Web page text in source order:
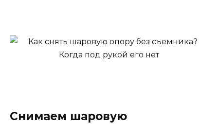
Снимаем шаровую